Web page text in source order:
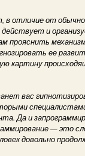
отличие от
и
прояснить
ее
картину
вас
Да и
— это
довольно